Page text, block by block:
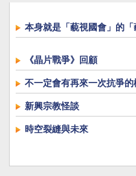
本身就是「藐視國會」的
《晶片戰爭》回顧
不一定會有再來一次抗爭的
新興宗教怪談
時空裂縫與未來